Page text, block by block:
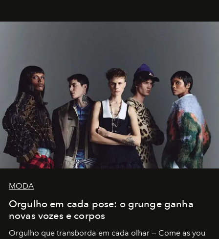
MODA
Orgulho em cada pose: o grunge ganha
novas vozes e corpos
Orgulho que transborda em cada olhar — Come as you